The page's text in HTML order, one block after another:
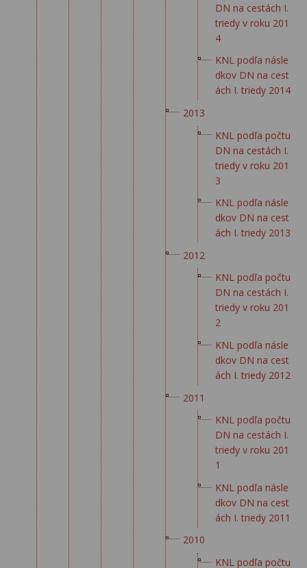
DN na cestách I.
triedy v roku 201
4
KNL podľa násle
dkov DN na cest
ách I. triedy 2014
2013
KNL podľa počtu
DN na cestách I.
triedy v roku 201
3
KNL podľa násle
dkov DN na cest
ách I. triedy 2013
2012
KNL podľa počtu
DN na cestách I.
triedy v roku 201
2
KNL podľa násle
dkov DN na cest
ách I. triedy 2012
2011
KNL podľa počtu
DN na cestách I.
triedy v roku 201
1
KNL podľa násle
dkov DN na cest
ách I. triedy 2011
2010
KNL podľa počtu